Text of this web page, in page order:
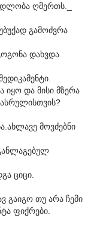
ღმერთს._
გამოძვრა
დახვდა
იყო და მისი მზერა
მოვძებნი
ციცი.
გაიგო თუ არა ჩემი
ფიქრები.